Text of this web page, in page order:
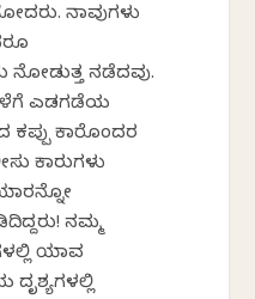
ನಾವುಗಳು
ನೋಡುತ್ತ ನಡೆದವು.
ಎಡಗಡೆಯ
ಕಾರೊಂದರ
ಕಾರುಗಳು
ನಮ್ಮ
ಯಾವ